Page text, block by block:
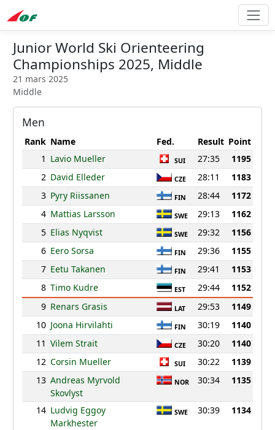
Junior World Ski Orienteering
Championships 2025, Middle
21 mars 2025
Middle
Men
Rank Name Fed. Result Point
1 Lavio Mueller SUI 27:35
1195
2 David Elleder CZE 28:11
1183
3 Pyry Riissanen FIN 28:44
1172
4 Mattias Larsson SWE 29:13
1162
5 Elias Nyqvist SWE 29:32
1156
6 Eero Sorsa FIN 29:36
1155
7 Eetu Takanen FIN 29:41
1153
8 Timo Kudre EST 29:44
1152
9 Renars Grasis LAT 29:53
1149
10 Joona Hirvilahti FIN 30:19
1140
11 Vilem Strait CZE 30:20
1140
12 Corsin Mueller SUI 30:22
1139
13 Andreas Myrvold
Skovlyst
NOR 30:34 1135
14 Ludvig Eggoy
Markhester
SWE 30:39 1134